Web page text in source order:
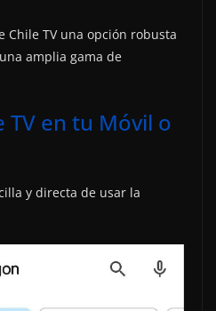
Chile TV una opción robusta
amplia gama de
TV en tu Móvil o
y directa de usar la